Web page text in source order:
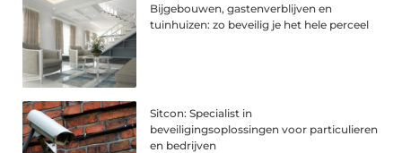
Bijgebouwen, gastenverblijven en
tuinhuizen: zo beveilig je het hele perceel
Sitcon: Specialist in
beveiligingsoplossingen voor particulieren
en bedrijven